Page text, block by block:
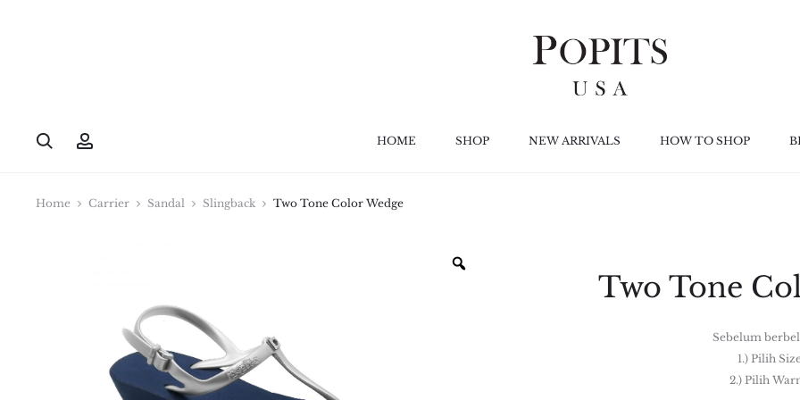
HOME SHOP NEW ARRIVALS HOW TO SHOP
Home Carrier Sandal Slingback Two Tone Color Wedge
Two Tone
Sebelum
1.) Pilih
2.) Pilih